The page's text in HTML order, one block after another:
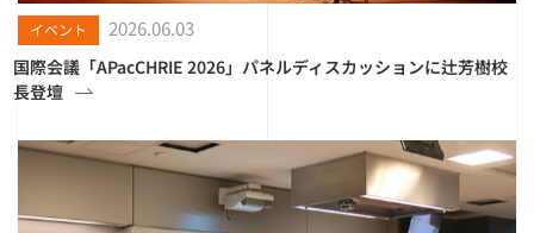
イベント 2026.06.03
国際会議「APacCHRIE 2026」パネルディスカッションに辻芳樹校
長登壇